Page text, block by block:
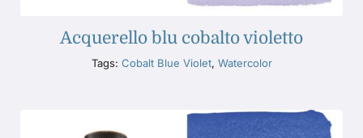
Acquerello blu cobalto violetto
Tags: Cobalt Blue Violet, Watercolor